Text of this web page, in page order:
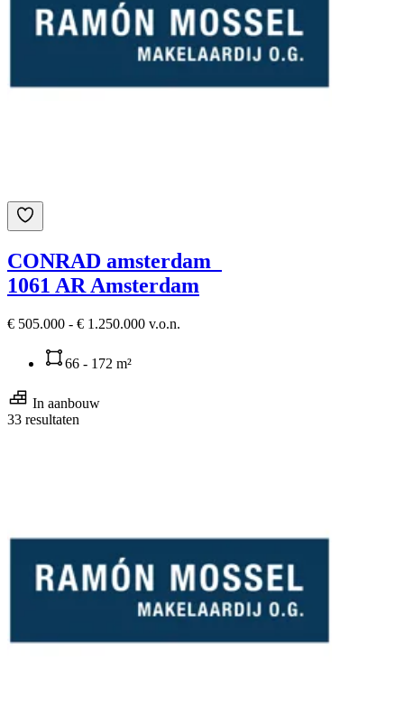
CONRAD amsterdam
1061 AR Amsterdam
€ 505.000 - € 1.250.000 v.o.n.
66 - 172 m²
In aanbouw
33 resultaten